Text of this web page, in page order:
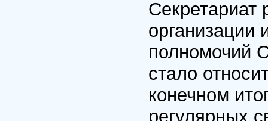
организации
полномочий
стало
конечном
регулярных